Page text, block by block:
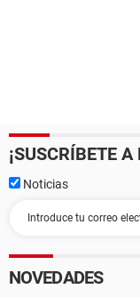
¡SUSCRÍBETE
Noticias
NOVEDADES